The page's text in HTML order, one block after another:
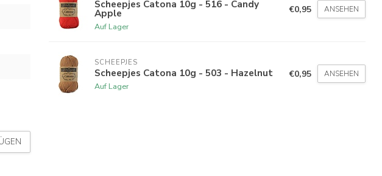
Scheepjes Catona 10g - 516 - Candy
Apple
Auf Lager
€0,95 ANSEHEN
SCHEEPJES
Scheepjes Catona 10g - 503 - Hazelnut
Auf Lager
€0,95 ANSEHEN